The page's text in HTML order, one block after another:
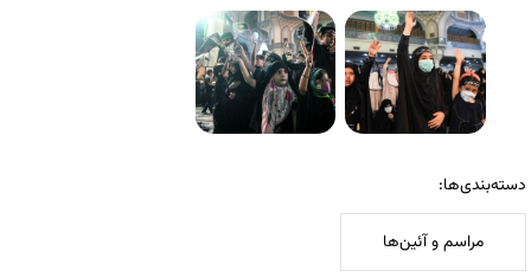
دسته‌بندی‌ها:
مراسم و آئین‌ها